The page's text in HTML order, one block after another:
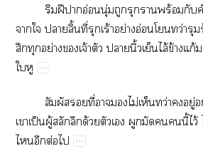
​ฝี​​อ่​ุ่​​​​ร้
​​​ิ้​ี่​​ร้​ย่​อ่​​ว่
​​ย่​​จ้​​​ิ้​​ไล้​ข้​
​
​​ี่​​​ไม่​​ว่
​ป็​ู้​​​ด้​​​​​​​ี้​
​​ต่​